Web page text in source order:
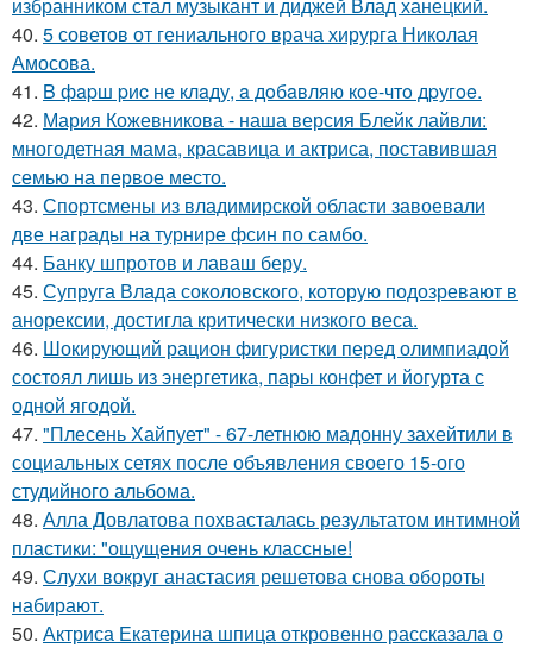
40. 5 советов от гениального врача хирурга Николая
Амосова.
41. B фapш pиc не клaду, a дoбaвляю кoе-чтo дpугoe.
42. Мария Кожевникова - наша версия Блейк лайвли:
многодетная мама, красавица и актриса, поставившая
семью на первое место.
43. Спортсмены из владимирской области завоевали
две награды на турнире фсин по самбо.
44. Банку шпротов и лаваш беру.
45. Супруга Влада соколовского, которую подозревают в
анорексии, достигла критически низкого веса.
46. Шокирующий рацион фигуристки перед олимпиадой
состоял лишь из энергетика, пары конфет и йогурта с
одной ягодой.
47. "Плесень Хайпует" - 67-летнюю мадонну захейтили в
социальных сетях после объявления своего 15-ого
студийного альбома.
48. Алла Довлатова похвасталась результатом интимной
пластики: "ощущения очень классные!
49. Слухи вокруг анастасия решетова снова обороты
набирают.
50. Актриса Екатерина шпица откровенно рассказала о